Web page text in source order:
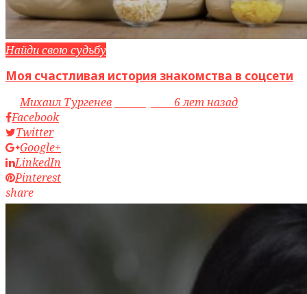
Найди свою судьбу
Моя счастливая история знакомства в соцсети
byМихаил Тургенев
6 лет назад
Facebook
Twitter
Google+
LinkedIn
Pinterest
share